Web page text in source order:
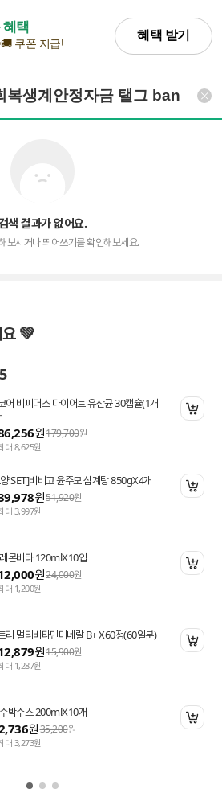
혜택
쿠폰 지급!
혜택 받기
검
색 결과가 없어요.
보시거나 띄어쓰기를 확인해보세요.
💚
어 비피더스 다이어트 유산균 30캡슐(1개
원179,700원
대 8,625원
SET]비비고 윤주모 삼계탕 850gX4개
원51,920원
대 3,997원
몬비타 120mlX10입
원24,000원
대 1,200원
리 멀티비타민미네랄 B+ X60정(60일분)
원15,900원
대 1,287원
박주스 200mlX10개
원35,200원
대 3,273원